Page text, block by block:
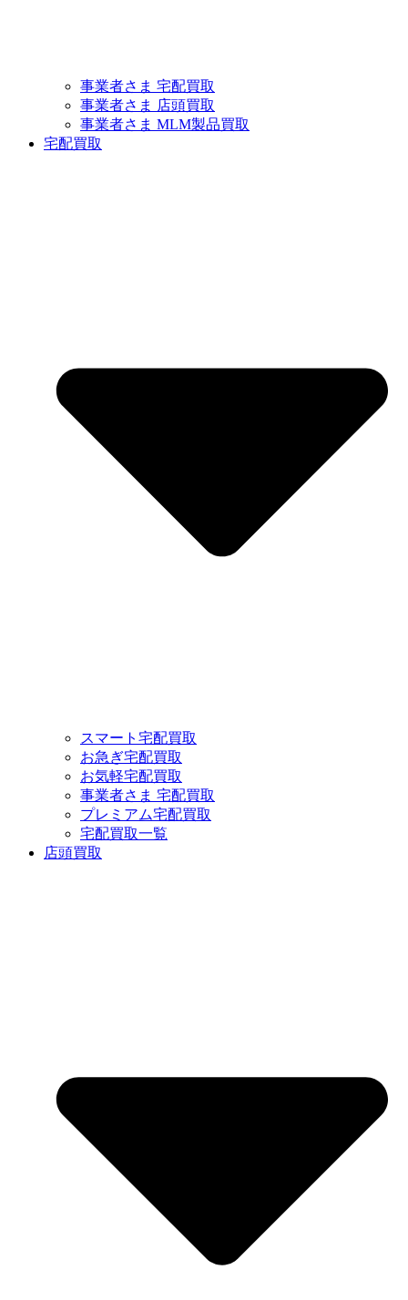
事業者さま 宅配買取
事業者さま 店頭買取
事業者さま MLM製品買取
宅配買取
スマート宅配買取
お急ぎ宅配買取
お気軽宅配買取
事業者さま 宅配買取
プレミアム宅配買取
宅配買取一覧
店頭買取